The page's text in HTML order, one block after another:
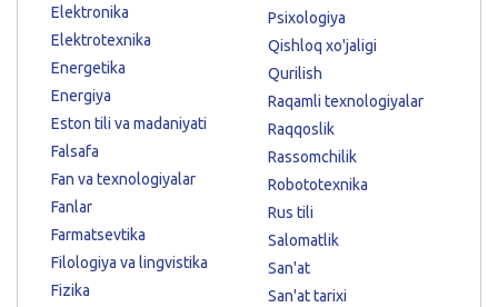
Elektronika
Elektrotexnika
Energetika
Energiya
Eston tili va madaniyati
Falsafa
Fan va texnologiyalar
Fanlar
Farmatsevtika
Filologiya va lingvistika
Fizika
Psixologiya
Qishloq xo'jaligi
Qurilish
Raqamli texnologiyalar
Raqqoslik
Rassomchilik
Robototexnika
Rus tili
Salomatlik
San'at
San'at tarixi